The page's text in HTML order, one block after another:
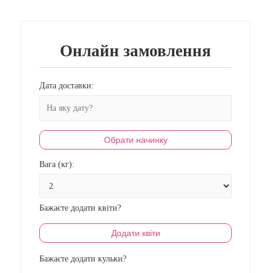
Онлайн замовлення
Дата доставки:
Обрати начинку
Вага (кг):
Бажаєте додати квіти?
Додати квіти
Бажаєте додати кульки?